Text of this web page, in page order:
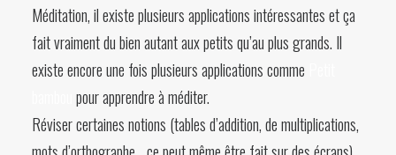
Méditation, il existe plusieurs applications intéressantes et ça
fait vraiment du bien autant aux petits qu’au plus grands. Il
existe encore une fois plusieurs applications comme
pour apprendre à méditer.
Réviser certaines notions (tables d’addition, de multiplications,